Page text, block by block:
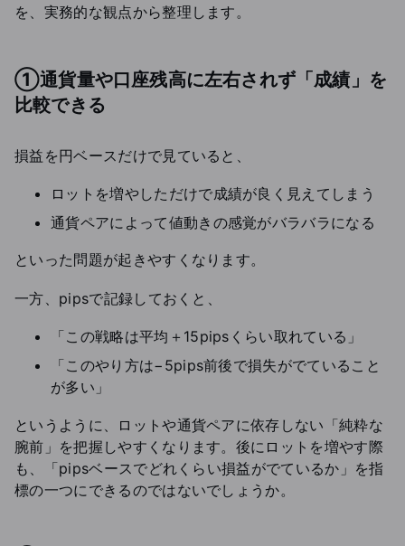
を、実務的な観点から整理します。
①通貨量や口座残高に左右されず「成績」を
比較できる
損益を円ベースだけで見ていると、
ロットを増やしただけで成績が良く見えてしまう
通貨ペアによって値動きの感覚がバラバラになる
といった問題が起きやすくなります。
一方、pipsで記録しておくと、
「この戦略は平均＋15pipsくらい取れている」
「このやり方は−5pips前後で損失がでていること
が多い」
というように、ロットや通貨ペアに依存しない「純粋な
腕前」を把握しやすくなります。後にロットを増やす際
も、「pipsベースでどれくらい損益がでているか」を指
標の一つにできるのではないでしょうか。